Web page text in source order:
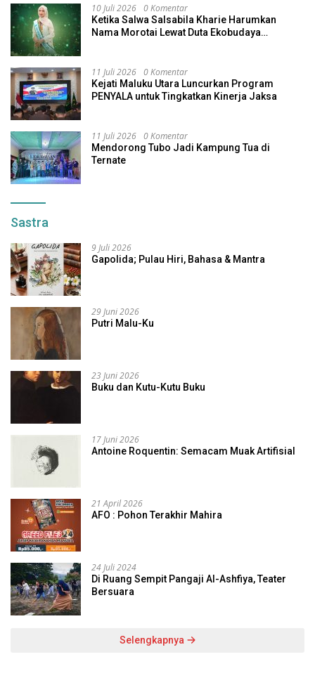
10 Juli 2026 0 Komentar
Ketika Salwa Salsabila Kharie Harumkan
Nama Morotai Lewat Duta Ekobudaya
11 Juli 2026 0 Komentar
Kejati Maluku Utara Luncurkan Program
PENYALA untuk Tingkatkan Kinerja Jaksa
11 Juli 2026 0 Komentar
Mendorong Tubo Jadi Kampung Tua di
Ternate
Sastra
9 Juli 2026
Gapolida; Pulau Hiri, Bahasa & Mantra
29 Juni 2026
Putri Malu-Ku
23 Juni 2026
Buku dan Kutu-Kutu Buku
17 Juni 2026
Antoine Roquentin: Semacam Muak Artifisial
21 April 2026
AFO : Pohon Terakhir Mahira
24 Juli 2024
Di Ruang Sempit Pangaji Al-Ashfiya, Teater
Bersuara
Selengkapnya